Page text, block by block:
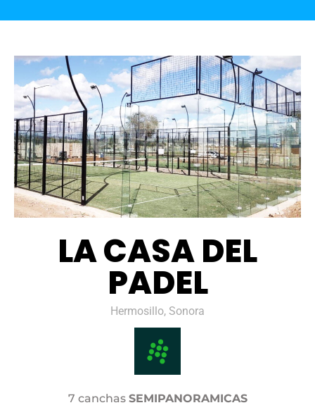
LA CASA DEL
PADEL
Hermosillo, Sonora
7 canchas SEMIPANORAMICAS